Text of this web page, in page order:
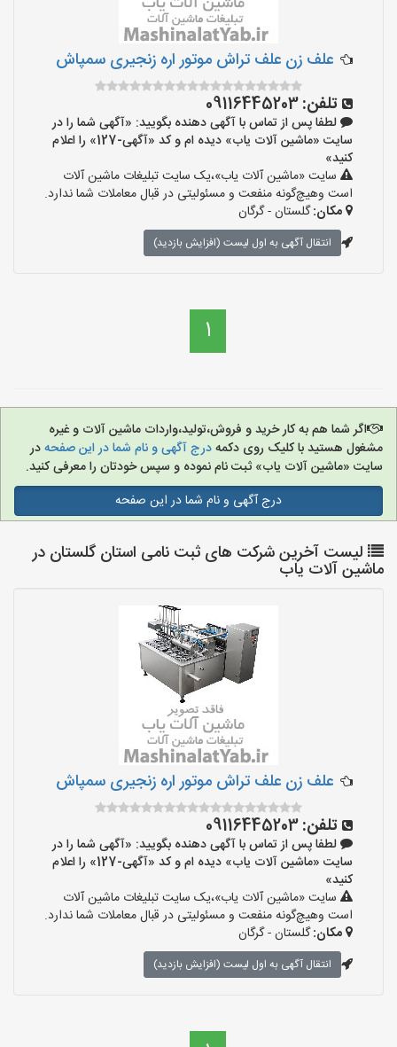
علف زن علف تراش موتور اره زنجیری سمپاش
تلفن:09116445203
لطفا پس از تماس با آگهی دهنده بگویید: «آگهی شما را در
سایت «ماشین آلات یاب» دیده ام و کد «آگهی-127» را اعلام
کنید»
سایت «ماشین آلات یاب»،یک سایت تبلیغات ماشین آلات
است وهیچ‌گونه منفعت و مسئولیتی در قبال معاملات شما ندارد.
مکان:گلستان - گرگان
انتقال آگهی به اول لیست (افزایش بازدید)
1
اگر شما هم به کار خرید و فروش،تولید،واردات ماشین آلات و غیره
مشغول هستید با کلیک روی دکمهدرج آگهی و نام شما در این صفحهدر
سایت «ماشین آلات یاب» ثبت نام نموده و سپس خودتان را معرفی کنید.
درج آگهی و نام شما در این صفحه
لیست آخرین شرکت های ثبت نامی استان گلستان در
ماشین آلات یاب
علف زن علف تراش موتور اره زنجیری سمپاش
تلفن:09116445203
لطفا پس از تماس با آگهی دهنده بگویید: «آگهی شما را در
سایت «ماشین آلات یاب» دیده ام و کد «آگهی-127» را اعلام
کنید»
سایت «ماشین آلات یاب»،یک سایت تبلیغات ماشین آلات
است وهیچ‌گونه منفعت و مسئولیتی در قبال معاملات شما ندارد.
مکان:گلستان - گرگان
انتقال آگهی به اول لیست (افزایش بازدید)